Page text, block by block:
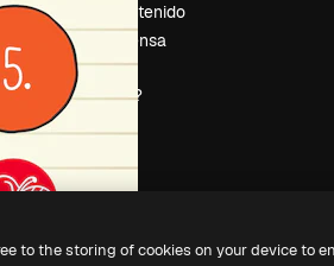
Vender contenido
Sala de prensa
¿Buscas
magnific.ai?
to the storing of cookies on your device to